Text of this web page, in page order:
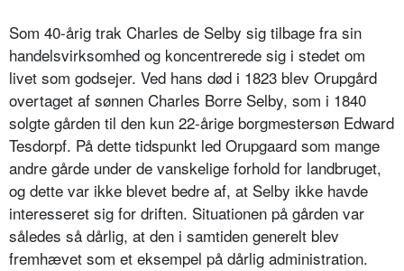
Som 40-årig trak Charles de Selby sig tilbage fra sin
handelsvirksomhed og koncentrerede sig i stedet om
livet som godsejer. Ved hans død i 1823 blev Orupgård
overtaget af sønnen Charles Borre Selby, som i 1840
solgte gården til den kun 22-årige borgmestersøn Edward
Tesdorpf. På dette tidspunkt led Orupgaard som mange
andre gårde under de vanskelige forhold for landbruget,
og dette var ikke blevet bedre af, at Selby ikke havde
interesseret sig for driften. Situationen på gården var
således så dårlig, at den i samtiden generelt blev
fremhævet som et eksempel på dårlig administration.